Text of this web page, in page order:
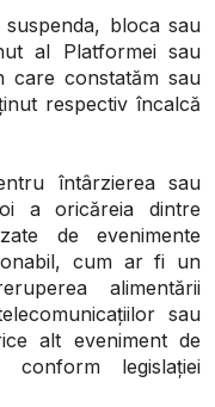
bloca sau
al Platformei sau
care constatăm sau
respectiv încalcă
întârzierea sau
a oricăreia dintre
de evenimente
cum ar fi un
alimentării
sau
alt eveniment de
legislației